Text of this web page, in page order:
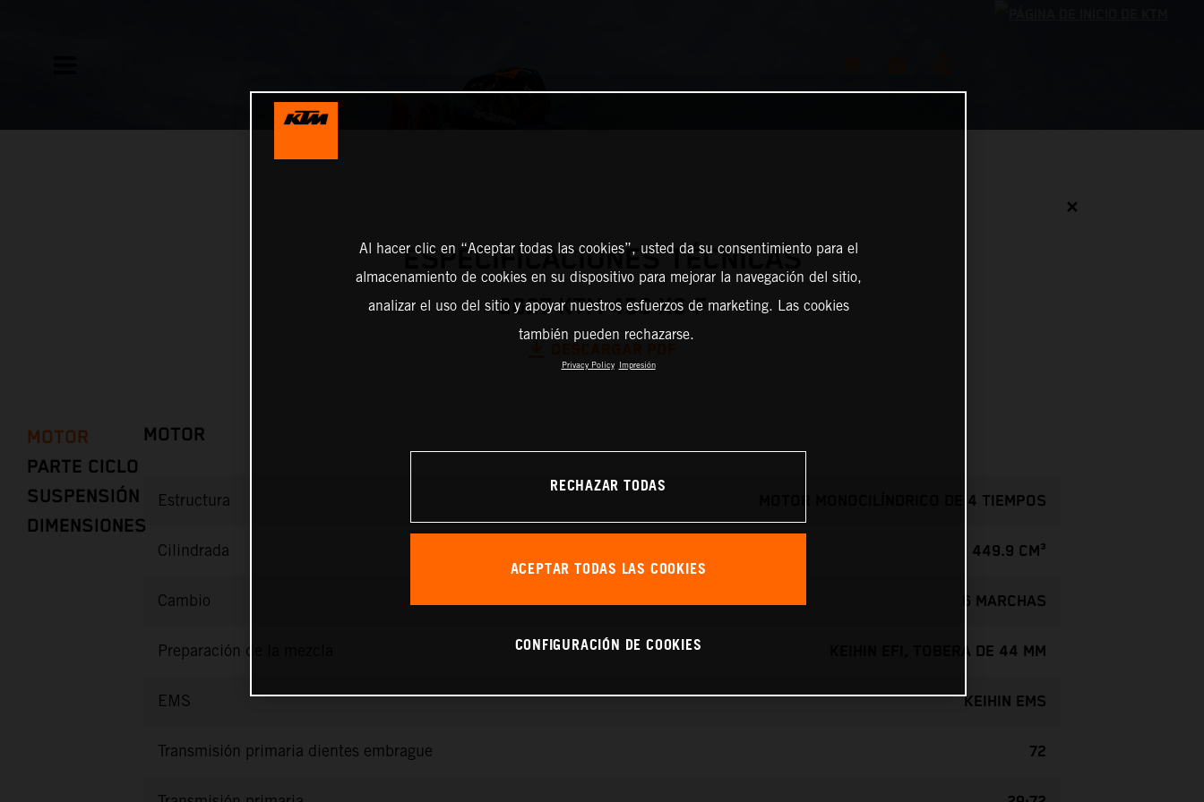
✕
ESPECIFICACIONES TÉCNICAS
2027 KTM 450 XC-F
MOTOR
PARTE CICLO
SUSPENSIÓN
DIMENSIONES
MOTOR
Estructura MOTOR MONOCILÍNDRICO DE 4 TIEMPOS
Cilindrada 449.9 CM³
Cambio 6 MARCHAS
Preparación de la mezcla KEIHIN EFI, TOBERA DE 44 MM
EMS KEIHIN EMS
Transmisión primaria dientes embrague 72
Al hacer clic en “Aceptar todas las cookies”, usted da su consentimiento para el
almacenamiento de cookies en su dispositivo para mejorar la navegación del sitio,
analizar el uso del sitio y apoyar nuestros esfuerzos de marketing. Las cookies
también pueden rechazarse.
Privacy Policy Impresión
RECHAZAR TODAS
ACEPTAR TODAS LAS COOKIES
CONFIGURACIÓN DE COOKIES